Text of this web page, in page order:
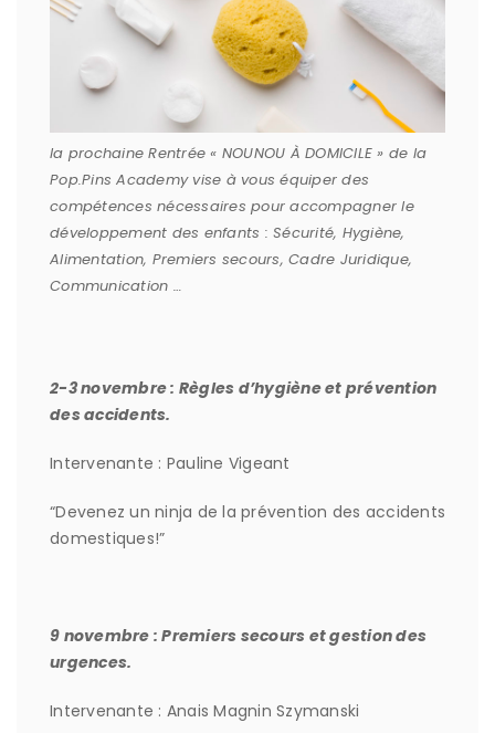
la prochaine Rentrée « NOUNOU À DOMICILE » de la
Pop.Pins Academy vise à vous équiper des
compétences nécessaires pour accompagner le
développement des enfants : Sécurité, Hygiène,
Alimentation, Premiers secours, Cadre Juridique,
Communication …
2-3 novembre : Règles d’hygiène et prévention
des accidents.
Intervenante : Pauline Vigeant
“Devenez un ninja de la prévention des accidents
domestiques!”
9 novembre : Premiers secours et gestion des
urgences.
Intervenante : Anais Magnin Szymanski